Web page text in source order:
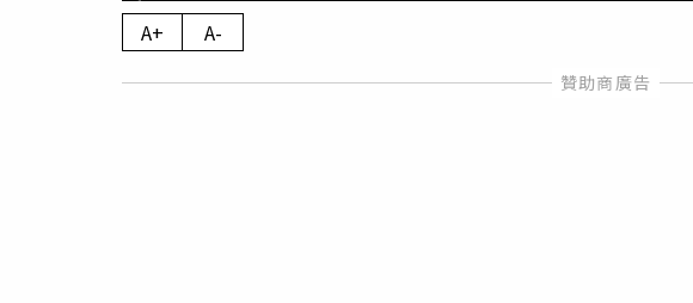
A+ A-